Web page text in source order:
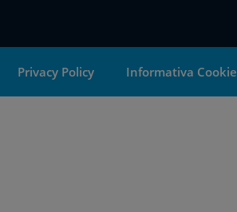
Privacy Policy Informativa Cookie